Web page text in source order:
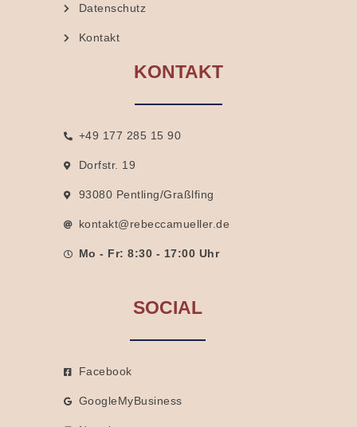
Datenschutz
Kontakt
KONTAKT
+49 177 285 15 90
Dorfstr. 19
93080 Pentling/Graßlfing
kontakt@rebeccamueller.de
Mo - Fr: 8:30 - 17:00 Uhr
SOCIAL
Facebook
GoogleMyBusiness